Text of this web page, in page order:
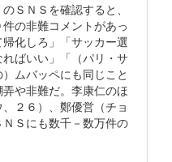
ＳＮＳを確認すると、
の非難コメントがあっ
化しろ」「サッカー選
ばいい」「（パリ・サ
ムバッペにも同じこと
や非難だ。李康仁のほ
２６）、鄭優営（チョ
Ｓにも数千－数万件の